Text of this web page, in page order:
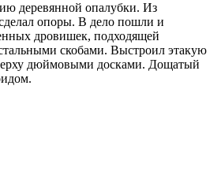
деревянной опалубки. Из
опоры. В дело пошли и
дровишек, подходящей
скобами. Выстроил этакую
дюймовыми досками. Дощатый